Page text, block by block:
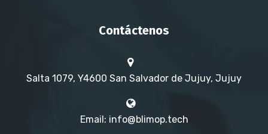
Contáctenos
Salta 1079, Y4600 San Salvador de Jujuy, Jujuy
Email: info@blimop.tech